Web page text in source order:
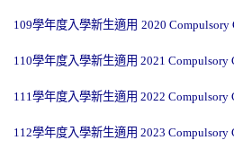
109學年度入學新生適用 2020 Compulsory
110學年度入學新生適用 2021 Compulsory
111學年度入學新生適用 2022 Compulsory
112學年度入學新生適用 2023 Compulsory